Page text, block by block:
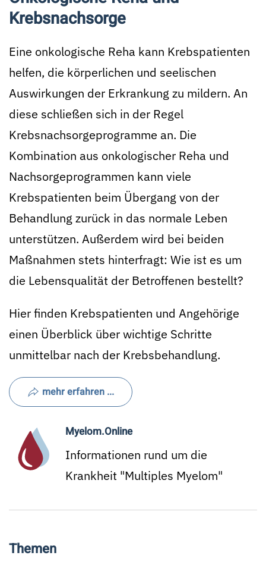
Krebsnachsorge
Eine onkologische Reha kann Krebspatienten
helfen, die körperlichen und seelischen
Auswirkungen der Erkrankung zu mildern. An
diese schließen sich in der Regel
Krebsnachsorgeprogramme an. Die
Kombination aus onkologischer Reha und
Nachsorgeprogrammen kann viele
Krebspatienten beim Übergang von der
Behandlung zurück in das normale Leben
unterstützen. Außerdem wird bei beiden
Maßnahmen stets hinterfragt: Wie ist es um
die Lebensqualität der Betroffenen bestellt?
Hier finden Krebspatienten und Angehörige
einen Überblick über wichtige Schritte
unmittelbar nach der Krebsbehandlung.
mehr erfahren ...
Myelom.Online
Informationen rund um die
Krankheit "Multiples Myelom"
Themen